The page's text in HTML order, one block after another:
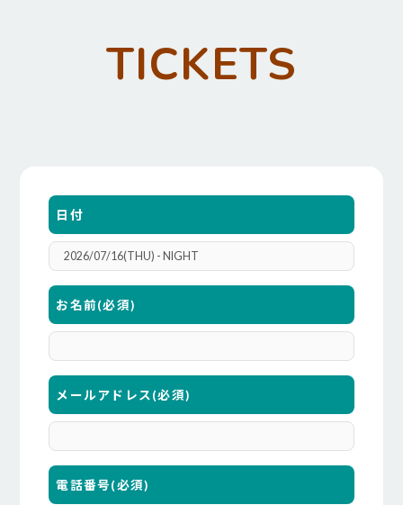
TICKETS
日付
お名前(必須)
メールアドレス(必須)
電話番号(必須)